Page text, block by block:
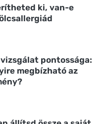
ki, van-e
vizsgálat pontossága:
megbízható az